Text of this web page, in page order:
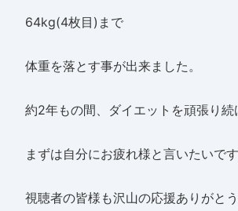
64kg(4枚目)まで
体重を落とす事が出来ました。
約2年もの間、ダイエットを頑張り続
まずは自分にお疲れ様と言いたいです
視聴者の皆様も沢山の応援ありがとう